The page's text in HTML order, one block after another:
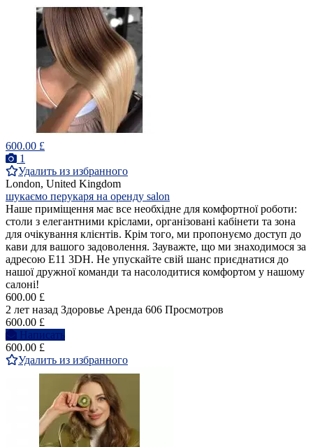
600.00 £
1
Удалить из избранного
London, United Kingdom
шукаємо перукаря на оренду salon
Наше приміщення має все необхідне для комфортної роботи:
столи з елегантними кріслами, організовані кабінети та зона
для очікування клієнтів. Крім того, ми пропонуємо доступ до
кави для вашого задоволення. Зауважте, що ми знаходимося за
адресою E11 3DH. Не упускайте свій шанс приєднатися до
нашої дружної команди та насолодитися комфортом у нашому
салоні!
600.00 £
2 лет назад Здоровье Аренда 606 Просмотров
600.00 £
Написать
600.00 £
Удалить из избранного